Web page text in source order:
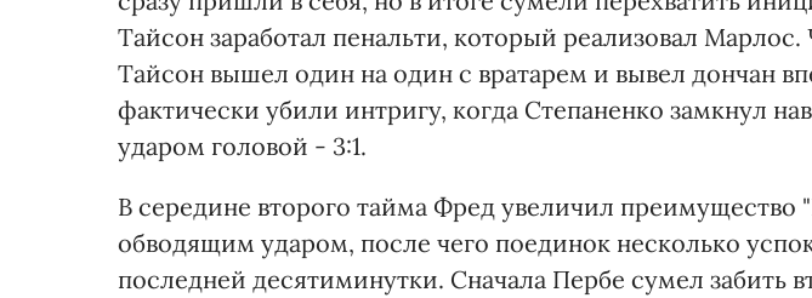
Тайсон заработал пенальти, который реализовал Марлос.
Тайсон вышел один на один с вратарем и вывел дончан
фактически убили интригу, когда Степаненко замкнул
ударом головой - 3:1.
В середине второго тайма Фред увеличил преимущество
обводящим ударом, после чего поединок несколько
последней десятиминутки. Сначала Пербе сумел забить